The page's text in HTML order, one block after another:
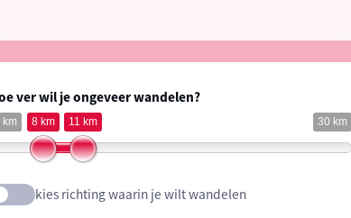
ver wil je ongeveer wandelen?
km 30 km
8 km 11 km
kies richting waarin je wilt wandelen